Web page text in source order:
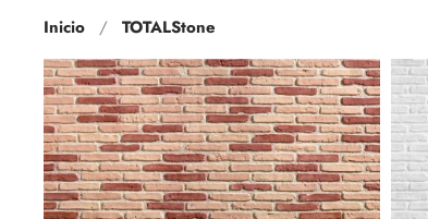
Inicio TOTALStone